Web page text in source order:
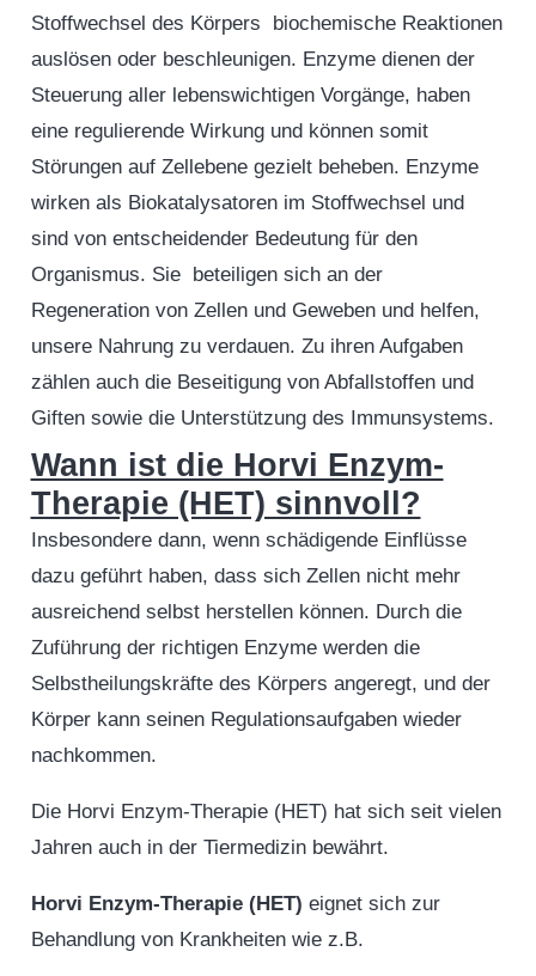
Stoffwechsel des Körpers biochemische Reaktionen
auslösen oder beschleunigen. Enzyme dienen der
Steuerung aller lebenswichtigen Vorgänge, haben
eine regulierende Wirkung und können somit
Störungen auf Zellebene gezielt beheben. Enzyme
wirken als Biokatalysatoren im Stoffwechsel und
sind von entscheidender Bedeutung für den
Organismus. Sie beteiligen sich an der
Regeneration von Zellen und Geweben und helfen,
unsere Nahrung zu verdauen. Zu ihren Aufgaben
zählen auch die Beseitigung von Abfallstoffen und
Giften sowie die Unterstützung des Immunsystems.
Wann ist die Horvi Enzym-
Therapie (HET) sinnvoll?
Insbesondere dann, wenn schädigende Einflüsse
dazu geführt haben, dass sich Zellen nicht mehr
ausreichend selbst herstellen können. Durch die
Zuführung der richtigen Enzyme werden die
Selbstheilungskräfte des Körpers angeregt, und der
Körper kann seinen Regulationsaufgaben wieder
nachkommen.
Die Horvi Enzym-Therapie (HET) hat sich seit vielen
Jahren auch in der Tiermedizin bewährt.
Horvi Enzym-Therapie (HET) eignet sich zur
Behandlung von Krankheiten wie z.B.